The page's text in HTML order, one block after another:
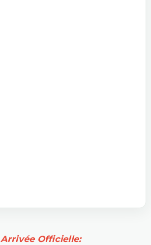
Arrivée Officielle: